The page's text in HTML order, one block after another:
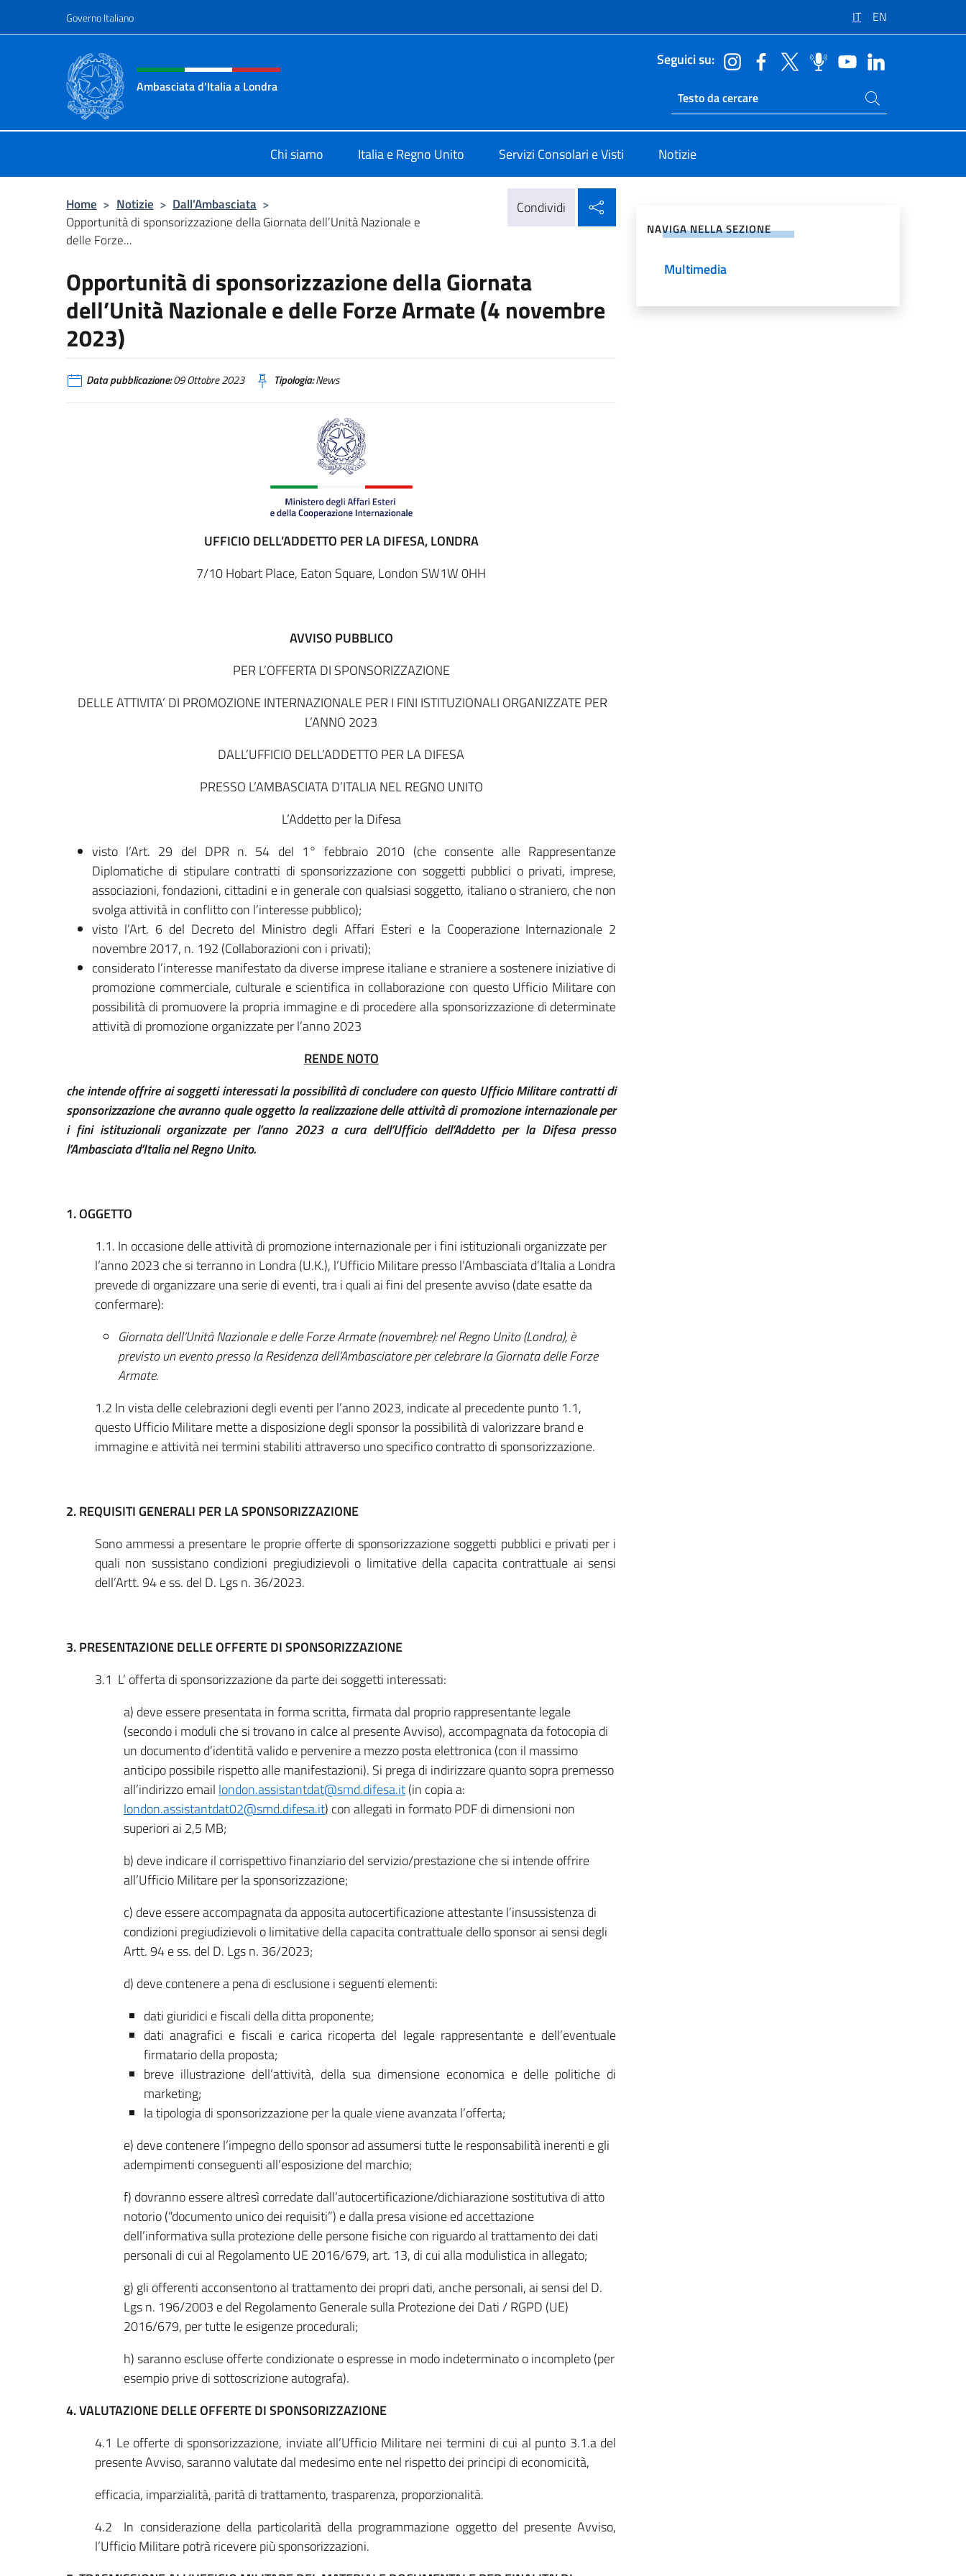
Governo Italiano IT EN
Intestazione sito, social e menù
Ambasciata d'Italia a Londra
Seguici su:
Ricerca sito live
Cerca nel sito
Chi siamo Italia e Regno Unito Servizi Consolari e Visti Notizie
Home > Notizie > Dall’Ambasciata >
Opportunità di sponsorizzazione della Giornata dell’Unità Nazionale e
delle Forze...
Condividi
Opportunità di sponsorizzazione della Giornata
dell’Unità Nazionale e delle Forze Armate (4 novembre
2023)
Data pubblicazione:09 Ottobre 2023 Tipologia:News
UFFICIO DELL’ADDETTO PER LA DIFESA, LONDRA
7/10 Hobart Place, Eaton Square, London SW1W 0HH
AVVISO PUBBLICO
PER L’OFFERTA DI SPONSORIZZAZIONE
DELLE ATTIVITA’ DI PROMOZIONE INTERNAZIONALE PER I FINI ISTITUZIONALI ORGANIZZATE PER
L’ANNO 2023
DALL’UFFICIO DELL’ADDETTO PER LA DIFESA
PRESSO L’AMBASCIATA D’ITALIA NEL REGNO UNITO
L’Addetto per la Difesa
visto l’Art. 29 del DPR n. 54 del 1° febbraio 2010 (che consente alle Rappresentanze
Diplomatiche di stipulare contratti di sponsorizzazione con soggetti pubblici o privati, imprese,
associazioni, fondazioni, cittadini e in generale con qualsiasi soggetto, italiano o straniero, che non
svolga attività in conflitto con l’interesse pubblico);
visto l’Art. 6 del Decreto del Ministro degli Affari Esteri e la Cooperazione Internazionale 2
novembre 2017, n. 192 (Collaborazioni con i privati);
considerato l’interesse manifestato da diverse imprese italiane e straniere a sostenere iniziative di
promozione commerciale, culturale e scientifica in collaborazione con questo Ufficio Militare con
possibilità di promuovere la propria immagine e di procedere alla sponsorizzazione di determinate
attività di promozione organizzate per l’anno 2023
RENDE NOTO
che intende offrire ai soggetti interessati la possibilità di concludere con questo Ufficio Militare contratti di
sponsorizzazione che avranno quale oggetto la realizzazione delle attività di promozione internazionale per
i fini istituzionali organizzate per l’anno 2023 a cura dell’Ufficio dell’Addetto per la Difesa presso
l’Ambasciata d’Italia nel Regno Unito.
1. OGGETTO
1.1. In occasione delle attività di promozione internazionale per i fini istituzionali organizzate per
l’anno 2023 che si terranno in Londra (U.K.), l’Ufficio Militare presso l’Ambasciata d’Italia a Londra
prevede di organizzare una serie di eventi, tra i quali ai fini del presente avviso (date esatte da
confermare):
Giornata dell’Unità Nazionale e delle Forze Armate (novembre): nel Regno Unito (Londra),è
previsto un evento presso la Residenza dell’Ambasciatore per celebrare la Giornata delle Forze
Armate.
1.2 In vista delle celebrazioni degli eventi per l’anno 2023, indicate al precedente punto 1.1,
questo Ufficio Militare mette a disposizione degli sponsor la possibilità di valorizzare brand e
immagine e attività nei termini stabiliti attraverso uno specifico contratto di sponsorizzazione.
2. REQUISITI GENERALI PER LA SPONSORIZZAZIONE
Sono ammessi a presentare le proprie offerte di sponsorizzazione soggetti pubblici e privati per i
quali non sussistano condizioni pregiudizievoli o limitative della capacita contrattuale ai sensi
dell’Artt. 94 e ss. del D. Lgs n. 36/2023.
3. PRESENTAZIONE DELLE OFFERTE DI SPONSORIZZAZIONE
3.1 L’ offerta di sponsorizzazione da parte dei soggetti interessati:
a) deve essere presentata in forma scritta, firmata dal proprio rappresentante legale
(secondo i moduli che si trovano in calce al presente Avviso), accompagnata da fotocopia di
un documento d’identità valido e pervenire a mezzo posta elettronica (con il massimo
anticipo possibile rispetto alle manifestazioni). Si prega di indirizzare quanto sopra premesso
all’indirizzo email london.assistantdat@smd.difesa.it(in copia a:
london.assistantdat02@smd.difesa.it) con allegati in formato PDF di dimensioni non
superiori ai 2,5 MB;
b) deve indicare il corrispettivo finanziario del servizio/prestazione che si intende offrire
all’Ufficio Militare per la sponsorizzazione;
c) deve essere accompagnata da apposita autocertificazione attestante l’insussistenza di
condizioni pregiudizievoli o limitative della capacita contrattuale dello sponsor ai sensi degli
Artt. 94 e ss. del D. Lgs n. 36/2023;
d) deve contenere a pena di esclusione i seguenti elementi:
dati giuridici e fiscali della ditta proponente;
dati anagrafici e fiscali e carica ricoperta del legale rappresentante e dell’eventuale
firmatario della proposta;
breve illustrazione dell’attività, della sua dimensione economica e delle politiche di
marketing;
la tipologia di sponsorizzazione per la quale viene avanzata l’offerta;
e) deve contenere l’impegno dello sponsor ad assumersi tutte le responsabilità inerenti e gli
adempimenti conseguenti all’esposizione del marchio;
f) dovranno essere altresì corredate dall’autocertificazione/dichiarazione sostitutiva di atto
notorio (“documento unico dei requisiti”) e dalla presa visione ed accettazione
dell’informativa sulla protezione delle persone fisiche con riguardo al trattamento dei dati
personali di cui al Regolamento UE 2016/679, art. 13, di cui alla modulistica in allegato;
g) gli offerenti acconsentono al trattamento dei propri dati, anche personali, ai sensi del D.
Lgs n. 196/2003 e del Regolamento Generale sulla Protezione dei Dati / RGPD (UE)
2016/679, per tutte le esigenze procedurali;
h) saranno escluse offerte condizionate o espresse in modo indeterminato o incompleto (per
esempio prive di sottoscrizione autografa).
4. VALUTAZIONE DELLE OFFERTE DI SPONSORIZZAZIONE
4.1 Le offerte di sponsorizzazione, inviate all’Ufficio Militare nei termini di cui al punto 3.1.a del
presente Avviso, saranno valutate dal medesimo ente nel rispetto dei principi di economicità,
efficacia, imparzialità, parità di trattamento, trasparenza, proporzionalità.
4.2 In considerazione della particolarità della programmazione oggetto del presente Avviso,
l’Ufficio Militare potrà ricevere più sponsorizzazioni.
NAVIGA NELLA SEZIONE
Multimedia